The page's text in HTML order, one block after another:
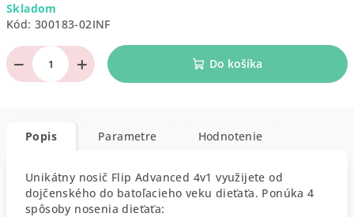
cena:
Skladom
Kód: 300183-02INF
+
− Do košíka
Popis Parametre Hodnotenie
Unikátny nosič Flip Advanced 4v1 využijete od
dojčenského do batoľacieho veku dieťaťa. Ponúka 4
spôsoby nosenia dieťaťa: